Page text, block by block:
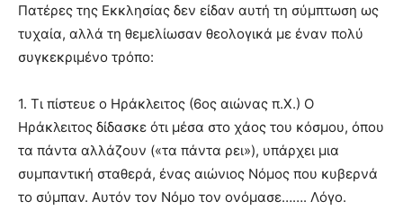
Πατέρες της Εκκλησίας δεν είδαν αυτή τη σύμπτωση ως
τυχαία, αλλά τη θεμελίωσαν θεολογικά με έναν πολύ
συγκεκριμένο τρόπο:
1. Τι πίστευε ο Ηράκλειτος (6ος αιώνας π.Χ.) Ο
Ηράκλειτος δίδασκε ότι μέσα στο χάος του κόσμου, όπου
τα πάντα αλλάζουν («τα πάντα ρει»), υπάρχει μια
συμπαντική σταθερά, ένας αιώνιος Νόμος που κυβερνά
το σύμπαν. Αυτόν τον Νόμο τον ονόμασε……. Λόγο.